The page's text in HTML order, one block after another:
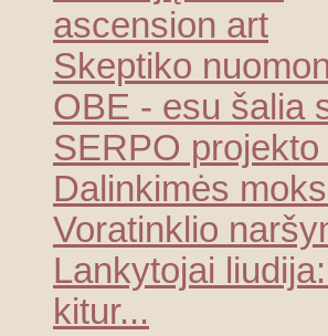
ascension art
Skeptiko
OBE - esu šalia
SERPO
Dalinkimės
Voratinklio
Lankytojai
kitur...